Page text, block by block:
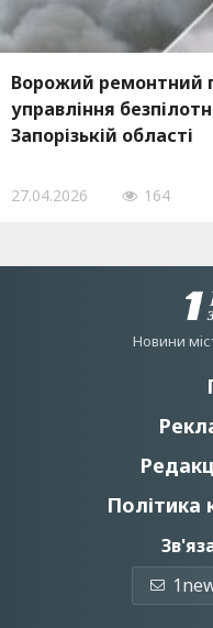
Ворожий ремонтний
управління
Запорізькій області
27.04.2026 164
Новини
Політика